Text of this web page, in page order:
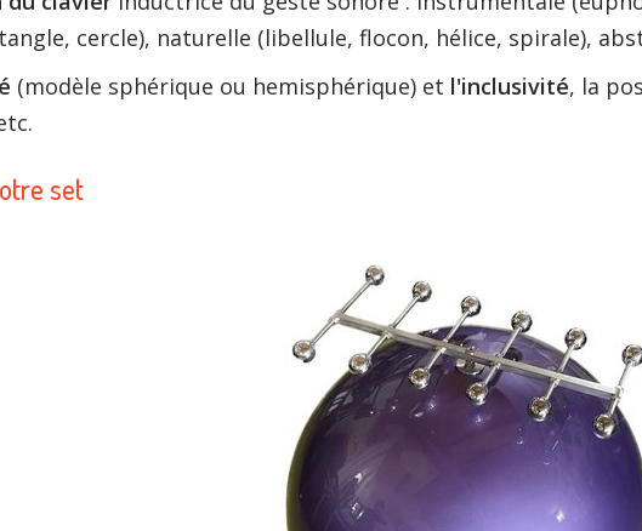
cercle), naturelle (libellule, flocon, hélice, spirale),
(modèle sphérique ou hemisphérique) et l'inclusivité, la
set